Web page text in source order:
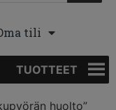
tili
TUOTTEET
huolto”